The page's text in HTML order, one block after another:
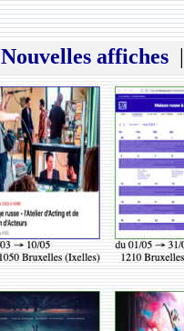
Nouvelles affiches|